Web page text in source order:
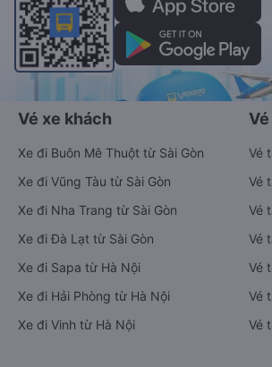
Vé xe khách
Xe đi Buôn Mê Thuột từ Sài Gòn
Xe đi Vũng Tàu từ Sài Gòn
Xe đi Nha Trang từ Sài Gòn
Xe đi Đà Lạt từ Sài Gòn
Xe đi Sapa từ Hà Nội
Xe đi Hải Phòng từ Hà Nội
Xe đi Vinh từ Hà Nội
Vé
Vé
Vé
Vé
Vé
Vé
Vé